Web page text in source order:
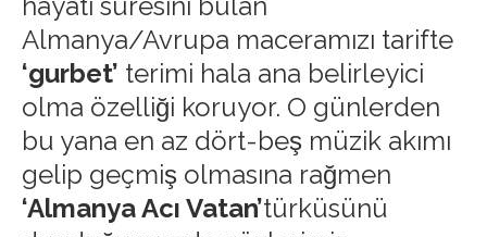
hayatı süresini bulan
Almanya/Avrupa maceramızı tarifte
‘gurbet’ terimi hala ana belirleyici
olma özelliği koruyor. O günlerden
bu yana en az dört-beş müzik akımı
gelip geçmiş olmasına rağmen
‘Almanya Acı Vatan’türküsünü